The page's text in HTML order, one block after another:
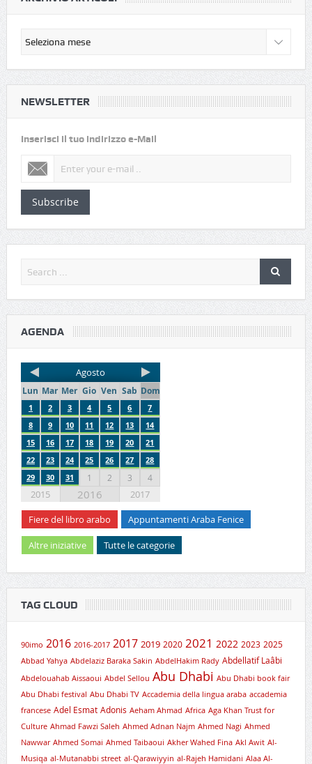
NEWSLETTER
Inserisci il tuo indirizzo e-Mail
Subscribe
AGENDA
Agosto
Lun Mar Mer Gio Ven Sab Dom
1 2 3 4 5 6
7
8
9 10 11 12 13
14
15
16 17 18 19 20
21
22
23 24 25 26 27
28
29
30 31 1 2 3 4
2015 2016
2017
Fiere del libro arabo
Appuntamenti Araba Fenice
Altre iniziative Tutte le categorie
TAG CLOUD
90imo 2016 2016-2017 2017 2019 2020 2021 2022 2023 2025
Abbad Yahya Abdelaziz Baraka Sakin AbdelHakim Rady Abdellatif Laâbi
Abdelouahab Aissaoui Abdel Sellou Abu Dhabi Abu Dhabi book fair
Abu Dhabi festival Abu Dhabi TV Accademia della lingua araba accademia
francese Adel Esmat Adonis Aeham Ahmad Africa Aga Khan Trust for
Culture Ahmad Fawzi Saleh Ahmed Adnan Najm Ahmed Nagi Ahmed
Nawwar Ahmed Somai Ahmed Taibaoui Akher Wahed Fina Akl Awit Al-
Musiqa al-Mutanabbi street al-Qarawiyyin al-Rajeh Hamidani Alaa Al-